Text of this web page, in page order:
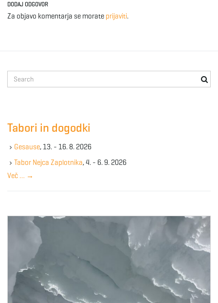
DODAJ ODGOVOR
Za objavo komentarja se morate prijaviti.
e
e
y
w
r
Tabori in dogodki
Gesause, 13. - 16. 8. 2026
Tabor Nejca Zaplotnika, 4. - 6. 9. 2026
Več … →